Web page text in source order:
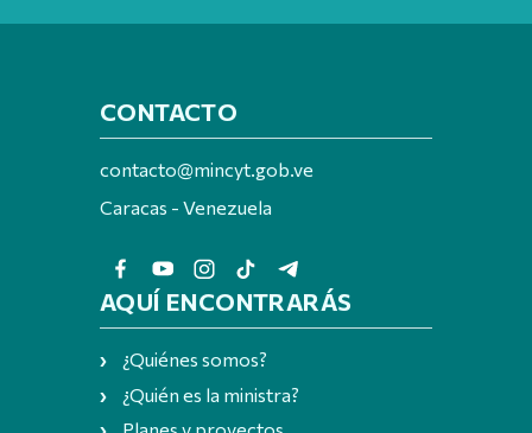
CONTACTO
contacto@mincyt.gob.ve
Caracas - Venezuela
AQUÍ ENCONTRARÁS
¿Quiénes somos?
¿Quién es la ministra?